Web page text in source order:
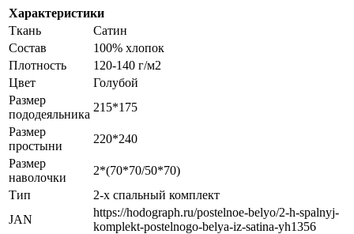
Характеристики
Ткань
Сатин
Состав
100% хлопок
Плотность
120-140 г/м2
Цвет
Голубой
Размер
пододеяльника
215*175
Размер
простыни
220*240
Размер
наволочки
2*(70*70/50*70)
Тип
2-х спальный комплект
JAN
https://hodograph.ru/postelnoe-belyo/2-h-spalnyj-
komplekt-postelnogo-belya-iz-satina-yh1356